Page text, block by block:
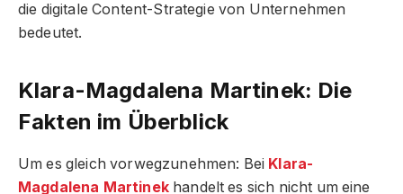
die digitale Content-Strategie von Unternehmen
bedeutet.
Klara-Magdalena Martinek: Die
Fakten im Überblick
Um es gleich vorwegzunehmen: Bei Klara-
Magdalena Martinekhandelt es sich nicht um eine